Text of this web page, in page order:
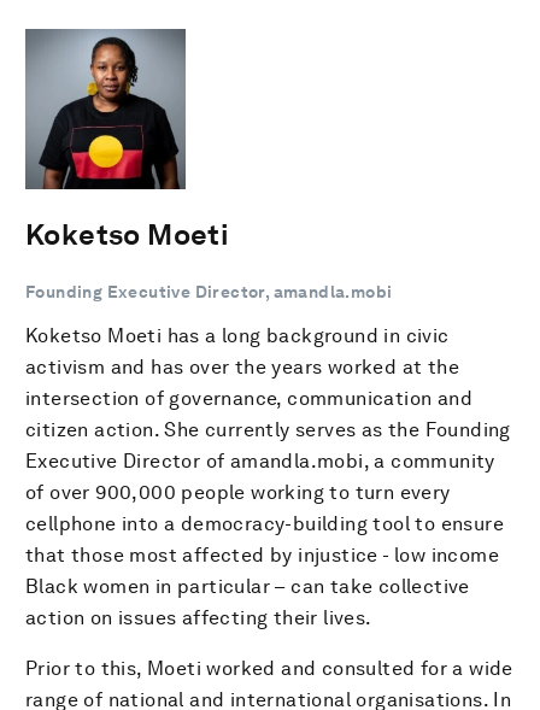
Koketso Moeti
Founding Executive Director, amandla.mobi
Koketso Moeti has a long background in civic
activism and has over the years worked at the
intersection of governance, communication and
citizen action. She currently serves as the Founding
Executive Director of amandla.mobi, a community
of over 900,000 people working to turn every
cellphone into a democracy-building tool to ensure
that those most affected by injustice - low income
Black women in particular – can take collective
action on issues affecting their lives.
Prior to this, Moeti worked and consulted for a wide
range of national and international organisations. In